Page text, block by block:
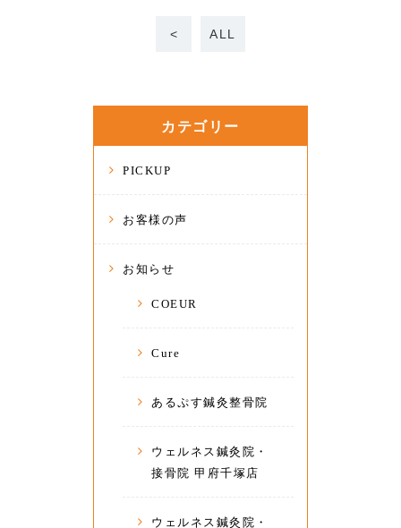
< ALL
カテゴリー
PICKUP
お客様の声
お知らせ
COEUR
Cure
あるぷす鍼灸整骨院
ウェルネス鍼灸院・
接骨院 甲府千塚店
ウェルネス鍼灸院・